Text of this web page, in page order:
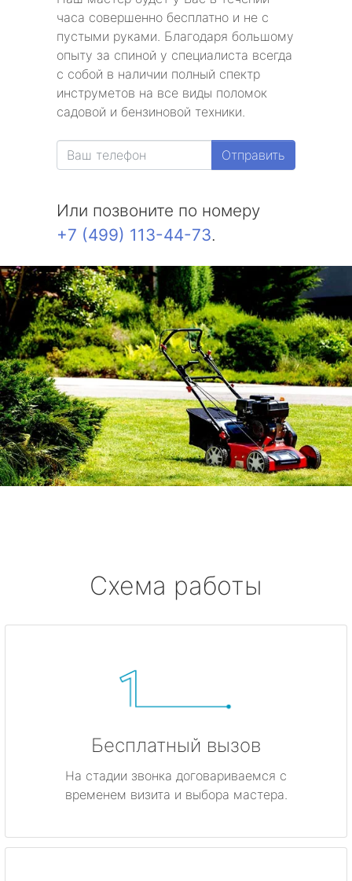
часа совершенно бесплатно и не с
пустыми руками. Благодаря большому
опыту за спиной у специалиста всегда
с собой в наличии полный спектр
инструметов на все виды поломок
садовой и бензиновой техники.
Отправить
Или позвоните по номеру
+7 (499) 113-44-73.
Схема работы
Бесплатный вызов
На стадии звонка договариваемся с
временем визита и выбора мастера.